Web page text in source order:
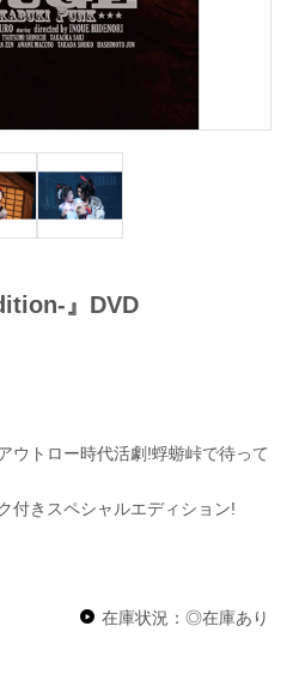
』DVD
ウトロー時代活劇!蜉蝣峠で待って
付きスペシャルエディション!
在庫状況：◎在庫あり